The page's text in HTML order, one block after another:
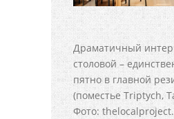
Драматичный
столовой –
пятно в главной
(поместье Triptych,
Фото: